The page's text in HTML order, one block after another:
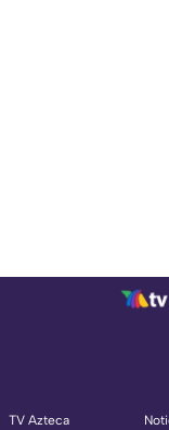
TV Azteca